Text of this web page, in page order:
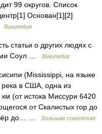
99 округов. Список
Основан[1][2]
Википедия
статьи о других людях с
Соул …
Википедия
(Mississippi, на языке
река в США, одна из
(от истока Миссури 6420
от Скалистых гор до
до… …
Большая советская